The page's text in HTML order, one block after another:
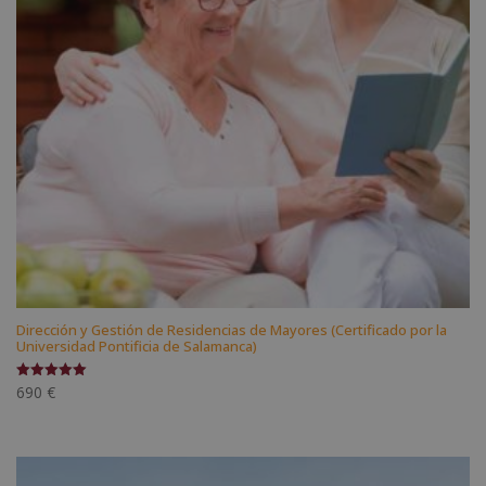
Dirección y Gestión de Residencias de Mayores (Certificado por la
Universidad Pontificia de Salamanca)
Valorado
con
690 €